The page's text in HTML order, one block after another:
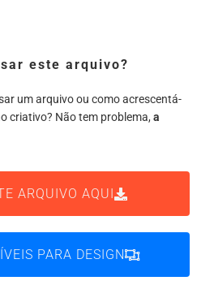
este arquivo?
um arquivo ou como acrescentá-
criativo? Não tem problema, a
ARQUIVO AQUI
PARA DESIGN